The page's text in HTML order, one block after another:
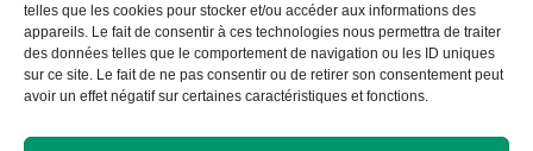
telles que les cookies pour stocker et/ou accéder aux informations des
appareils. Le fait de consentir à ces technologies nous permettra de traiter
des données telles que le comportement de navigation ou les ID uniques
sur ce site. Le fait de ne pas consentir ou de retirer son consentement peut
avoir un effet négatif sur certaines caractéristiques et fonctions.
Nos installations